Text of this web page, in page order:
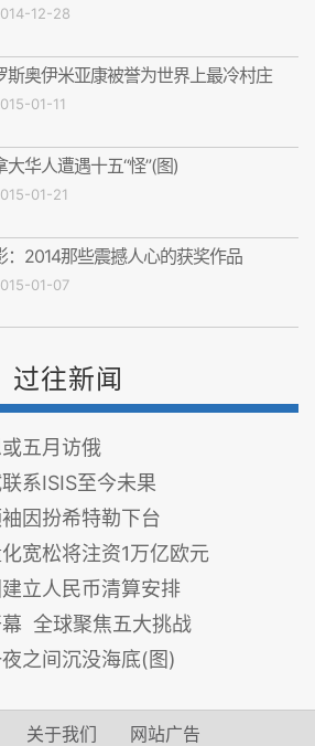
12-28
斯奥伊米亚康被誉为世界上最冷村庄
01-11
大华人遭遇十五“怪”(图)
01-21
：2014那些震撼人心的获奖作品
01-07
过往新闻
五月访俄
系ISIS至今未果
因扮希特勒下台
宽松将注资1万亿欧元
立人民币清算安排
全球聚焦五大挑战
之间沉没海底(图)
关于我们 网站广告